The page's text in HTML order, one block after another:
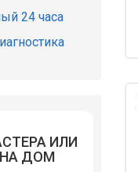
24 часа
ИЛИ
НА ДОМ